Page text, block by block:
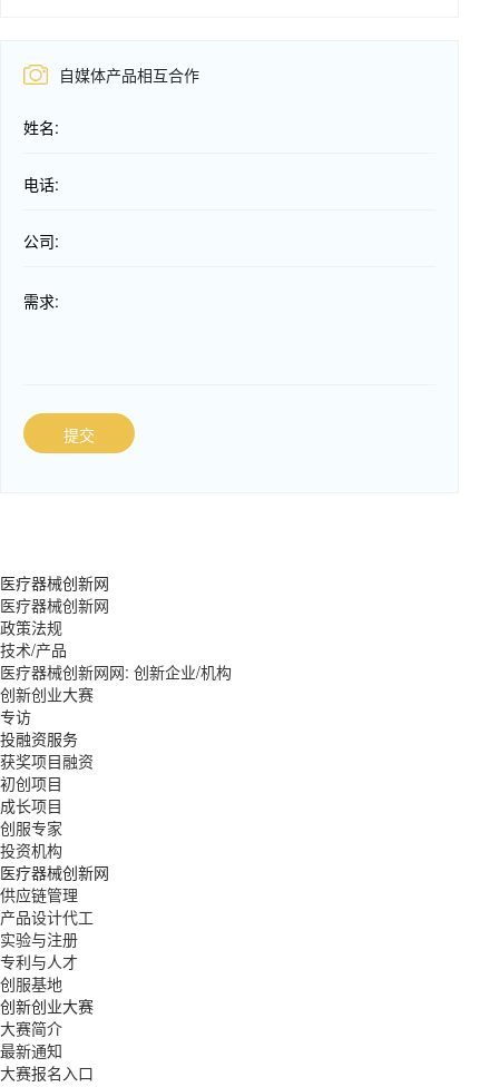
自媒体产品相互合作
姓名:
电话:
公司:
需求:
提交
医疗器械创新网
医疗器械创新网
政策法规
技术/产品
医疗器械创新网网: 创新企业/机构
创新创业大赛
专访
投融资服务
获奖项目融资
初创项目
成长项目
创服专家
投资机构
医疗器械创新网
供应链管理
产品设计代工
实验与注册
专利与人才
创服基地
创新创业大赛
大赛简介
最新通知
大赛报名入口